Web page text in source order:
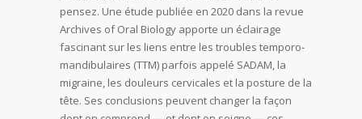
pensez. Une étude publiée en 2020 dans la revue
Archives of Oral Biology apporte un éclairage
fascinant sur les liens entre les troubles temporo-
mandibulaires (TTM) parfois appelé SADAM, la
migraine, les douleurs cervicales et la posture de la
tête. Ses conclusions peuvent changer la façon